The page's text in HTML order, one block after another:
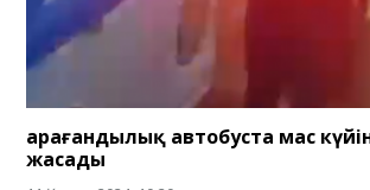
Қарағандылық автобуста мас
жасады